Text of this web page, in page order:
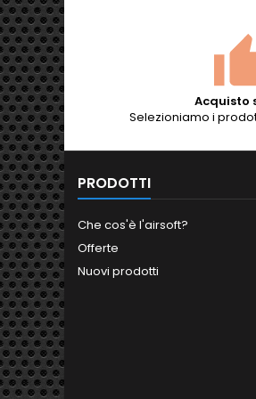
Acquisto
Selezioniamo i
PRODOTTI
Che cos'è l'airsoft?
Offerte
Nuovi prodotti